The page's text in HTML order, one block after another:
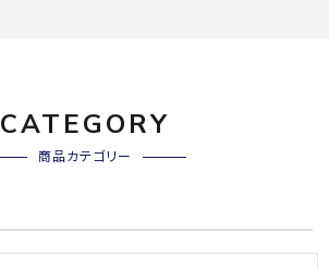
CATEGORY
商品カテゴリー